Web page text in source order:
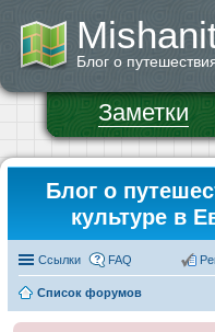
Блог о
Заметки
Блог о
культуре в
Ссылки FAQ
Список форумов